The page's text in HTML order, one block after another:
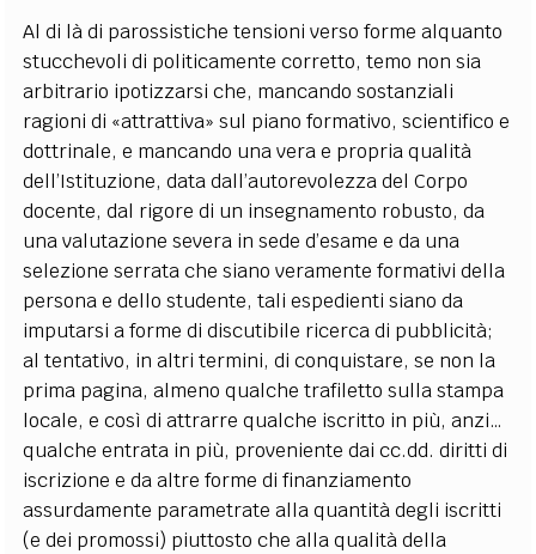
Al di là di parossistiche tensioni verso forme alquanto
stucchevoli di politicamente corretto, temo non sia
arbitrario ipotizzarsi che, mancando sostanziali
ragioni di «attrattiva» sul piano formativo, scientifico e
dottrinale, e mancando una vera e propria qualità
dell’Istituzione, data dall’autorevolezza del Corpo
docente, dal rigore di un insegnamento robusto, da
una valutazione severa in sede d’esame e da una
selezione serrata che siano veramente formativi della
persona e dello studente, tali espedienti siano da
imputarsi a forme di discutibile ricerca di pubblicità;
al tentativo, in altri termini, di conquistare, se non la
prima pagina, almeno qualche trafiletto sulla stampa
locale, e così di attrarre qualche iscritto in più, anzi…
qualche entrata in più, proveniente dai cc.dd. diritti di
iscrizione e da altre forme di finanziamento
assurdamente parametrate alla quantità degli iscritti
(e dei promossi) piuttosto che alla qualità della